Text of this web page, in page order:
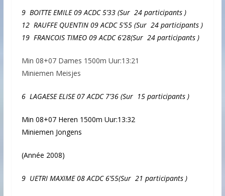
9 BOITTE EMILE 09 ACDC 5’33(Sur 24 participants)
12 RAUFFE QUENTIN 09 ACDC 5’55 (Sur 24 participants)
19 FRANCOIS TIMEO 09 ACDC 6’28(Sur 24 participants)
Min 08+07 Dames 1500m Uur:13:21
Miniemen Meisjes
6 LAGAESE ELISE 07 ACDC 7’36 (Sur 15 participants)
Min 08+07 Heren 1500m Uur:13:32
Miniemen Jongens
(Année 2008)
9 UETRI MAXIME 08 ACDC 6’55(Sur 21 participants)